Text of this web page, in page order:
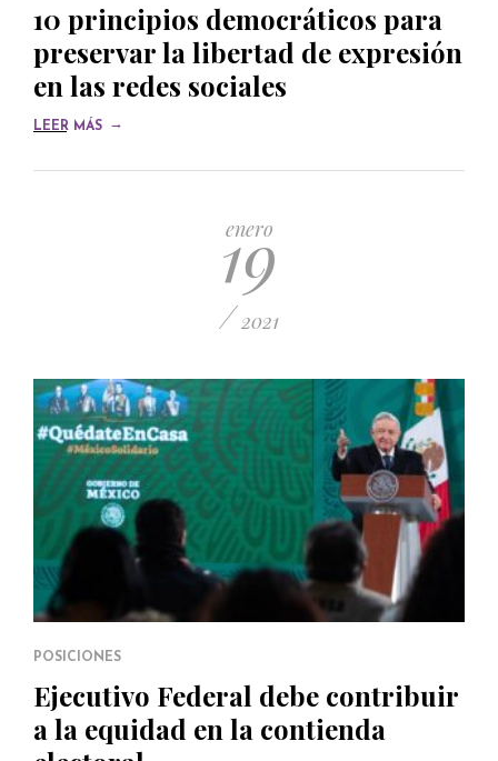
10 principios democráticos para
preservar la libertad de expresión
en las redes sociales
LEER MÁS →
enero
19
/ 2021
POSICIONES
Ejecutivo Federal debe contribuir
a la equidad en la contienda